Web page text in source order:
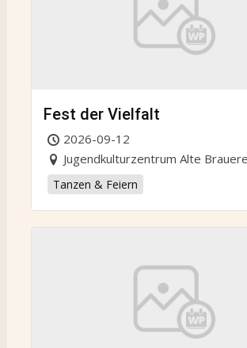
Fest der Vielfalt
2026-09-12
Jugendkulturzentrum Alte
Tanzen & Feiern